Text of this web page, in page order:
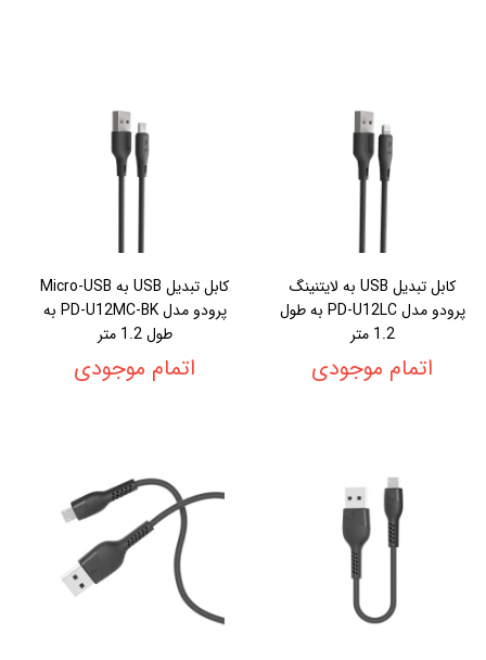
کابل تبدیل USB به لایتنینگ
پرودو مدل PD-U12LC به طول
1.2 متر
اتمام موجودی
کابل تبدیل USB به Micro-USB
پرودو مدل PD-U12MC-BK به
طول 1.2 متر
اتمام موجودی